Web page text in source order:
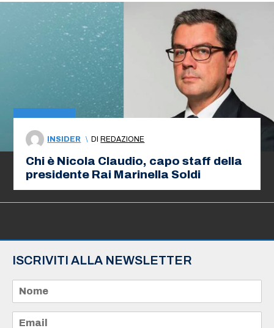
INSIDER \ DIREDAZIONE
Chi è Nicola Claudio, capo staff della
presidente Rai Marinella Soldi
ISCRIVITI ALLA NEWSLETTER
m
e